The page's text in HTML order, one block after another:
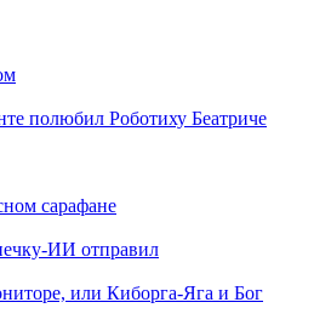
полюбил Роботиху Беатриче
сарафане
ИИ отправил
или Киборга-Яга и Бог